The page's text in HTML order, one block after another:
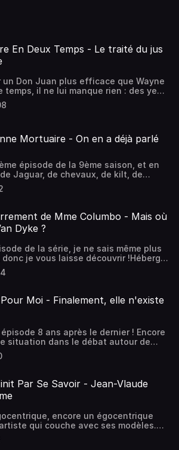
En Deux Temps - Le traité du jus
Don Juan plus efficace que Wayne
temps, il ne lui manque rien : des yeux
vertige, les cils les plus longs de la
dans son coffre pour toutes les
confidentialite pour plus
Mortuaire - On en a déjà parlé
épisode de la 9ème saison, et en
Jaguar, de chevaux, de kilt, de
tas de sujets qui n'ont rien à voir et
déjà parlé.Hébergé par Ausha.
de Mme Columbo - Mais où
Dyke ?
de la série, je ne sais même plus
je vous laisse découvrir !Hébergé
politique-de-confidentialite
Moi - Finalement, elle n'existe
8 ans après le dernier ! Encore
situation dans le débat autour de
Columbo ! Bonne écoute à tous
Visitez ausha.co/politique-de-
Par Se Savoir - Jean-Vlaude
encore un égocentrique
qui couche avec ses modèles.
épisode d'Un Jeune Chez
de Sean et de ses nymphes,